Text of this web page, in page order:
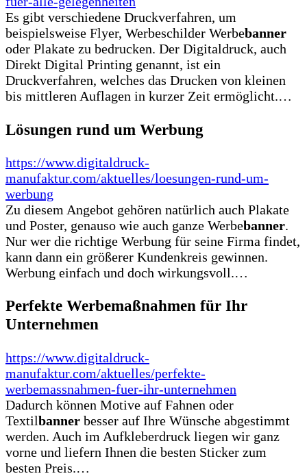
Es gibt verschiedene Druckverfahren, um
beispielsweise Flyer, Werbeschilder Werbebanner
oder Plakate zu bedrucken. Der Digitaldruck, auch
Direkt Digital Printing genannt, ist ein
Druckverfahren, welches das Drucken von kleinen
bis mittleren Auflagen in kurzer Zeit ermöglicht.…
Lösungen rund um Werbung
https://www.digitaldruck-
manufaktur.com/aktuelles/loesungen-rund-um-
werbung
Zu diesem Angebot gehören natürlich auch Plakate
und Poster, genauso wie auch ganze Werbebanner.
Nur wer die richtige Werbung für seine Firma findet,
kann dann ein größerer Kundenkreis gewinnen.
Werbung einfach und doch wirkungsvoll.…
Perfekte Werbemaßnahmen für Ihr
Unternehmen
https://www.digitaldruck-
manufaktur.com/aktuelles/perfekte-
werbemassnahmen-fuer-ihr-unternehmen
Dadurch können Motive auf Fahnen oder
Textilbanner besser auf Ihre Wünsche abgestimmt
werden. Auch im Aufkleberdruck liegen wir ganz
vorne und liefern Ihnen die besten Sticker zum
besten Preis.…